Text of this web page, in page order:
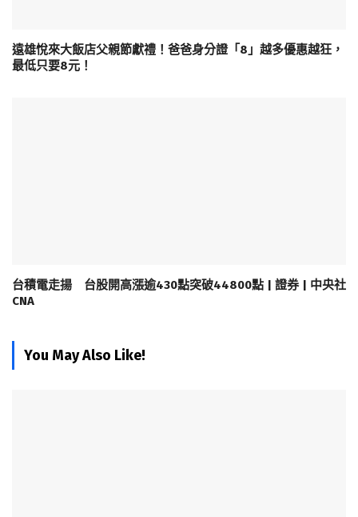
遠雄悅來大飯店父親節獻禮！爸爸身分證「8」越多優惠越狂，
最低只要8元！
台積電走揚 台股開高漲逾430點突破44800點 | 證券 | 中央社
CNA
You May Also Like!